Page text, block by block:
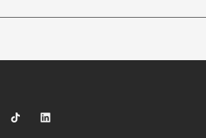
Youtube
auf Instagram
Sparkasse auf TikTok
Sparkasse auf LinkedIn